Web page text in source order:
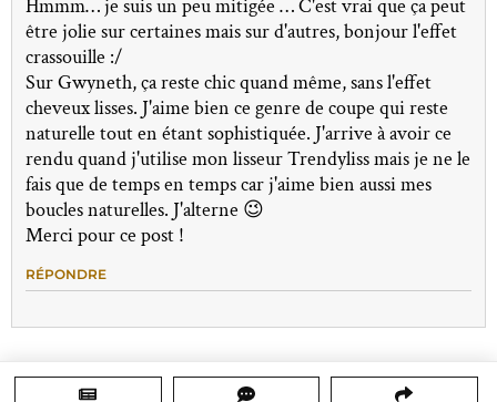
Hmmm… je suis un peu mitigée … C'est vrai que ça peut
être jolie sur certaines mais sur d'autres, bonjour l'effet
crassouille :/
Sur Gwyneth, ça reste chic quand même, sans l'effet
cheveux lisses. J'aime bien ce genre de coupe qui reste
naturelle tout en étant sophistiquée. J'arrive à avoir ce
rendu quand j'utilise mon lisseur Trendyliss mais je ne le
fais que de temps en temps car j'aime bien aussi mes
boucles naturelles. J'alterne 😉
Merci pour ce post !
RÉPONDRE